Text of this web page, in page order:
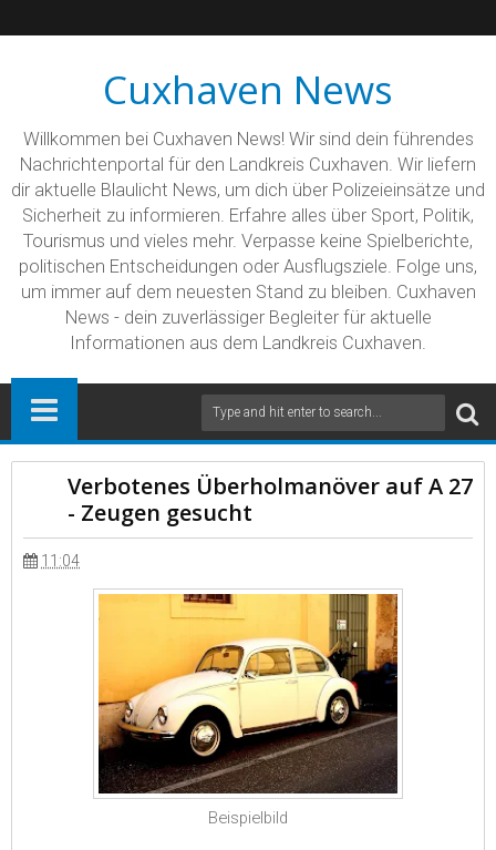
Cuxhaven News
Willkommen bei Cuxhaven News! Wir sind dein führendes
Nachrichtenportal für den Landkreis Cuxhaven. Wir liefern
dir aktuelle Blaulicht News, um dich über Polizeieinsätze und
Sicherheit zu informieren. Erfahre alles über Sport, Politik,
Tourismus und vieles mehr. Verpasse keine Spielberichte,
politischen Entscheidungen oder Ausflugsziele. Folge uns,
um immer auf dem neuesten Stand zu bleiben. Cuxhaven
News - dein zuverlässiger Begleiter für aktuelle
Informationen aus dem Landkreis Cuxhaven.
Verbotenes Überholmanöver auf A 27
- Zeugen gesucht
11:04
Beispielbild